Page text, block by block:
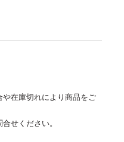
在庫切れにより商品をご
せください。